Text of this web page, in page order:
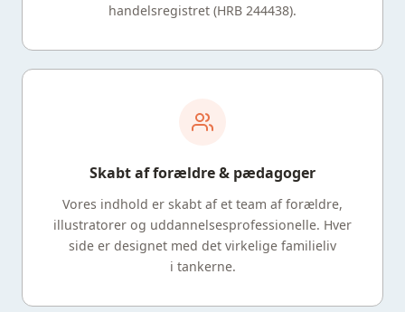
handelsregistret (HRB 244438).
Skabt af forældre & pædagoger
Vores indhold er skabt af et team af forældre,
illustratorer og uddannelsesprofessionelle. Hver
side er designet med det virkelige familieliv
i tankerne.